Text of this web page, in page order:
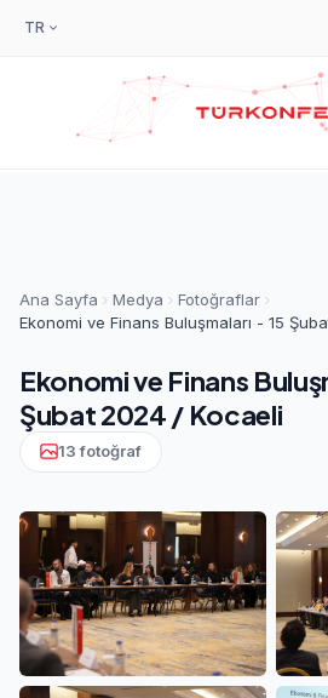
TR
Ana Sayfa Medya
Fotoğraflar
Ekonomi ve Finans Buluşmaları - 15
Ekonomi ve Finans
Şubat 2024 / Kocaeli
13 fotoğraf